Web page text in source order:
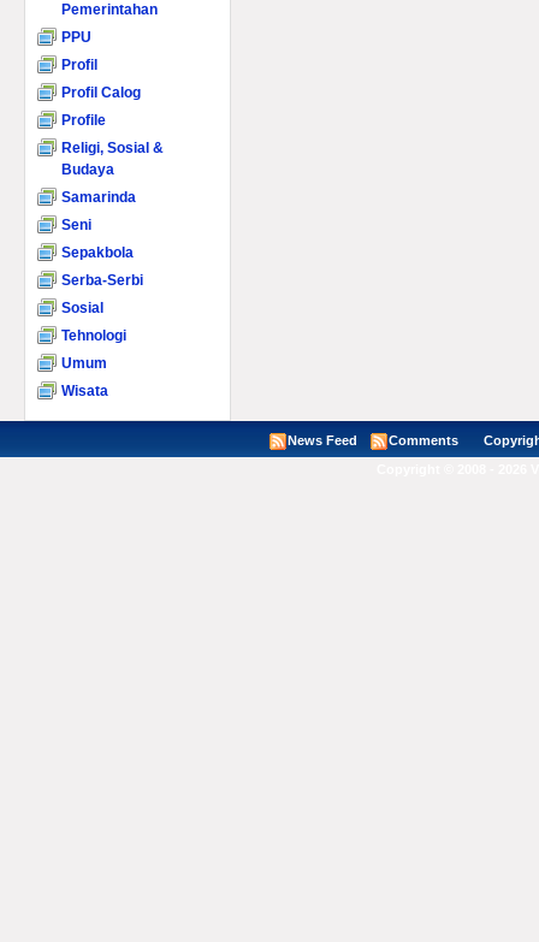
Pemerintahan
PPU
Profil
Profil Calog
Profile
Religi, Sosial &
Budaya
Samarinda
Seni
Sepakbola
Serba-Serbi
Sosial
Tehnologi
Umum
Wisata
News Feed Comments Copyright